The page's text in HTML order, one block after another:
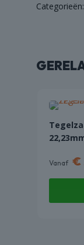
Categorieën:
Vanaf €